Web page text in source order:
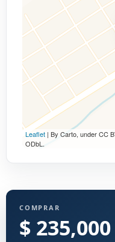
Leaflet | By Carto, under CC
ODbL.
COMPRAR
$ 235,000